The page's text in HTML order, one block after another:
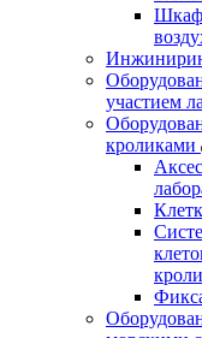
участием
кроликами